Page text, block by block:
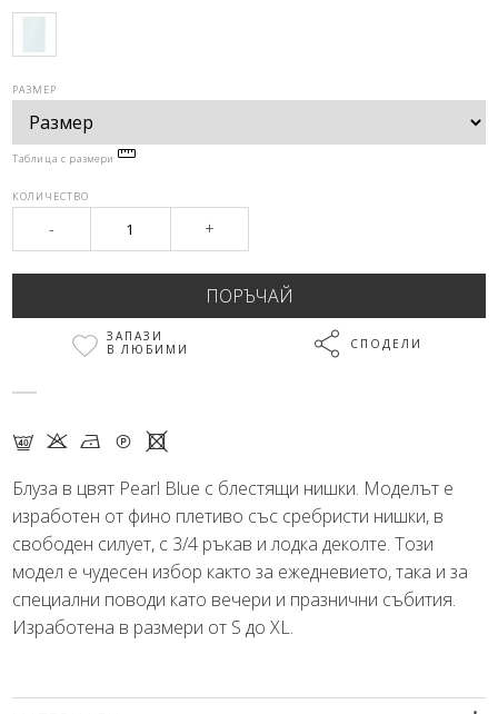
РАЗМЕР
Таблица с размери
КОЛИЧЕСТВО
- +
ЗАПАЗИ
В ЛЮБИМИ
СПОДЕЛИ
F K N Q X
Блуза в цвят Pearl Blue с блестящи нишки. Моделът е
изработен от фино плетиво със сребристи нишки, в
свободен силует, с 3/4 ръкав и лодка деколте. Този
модел е чудесен избор както за ежедневието, така и за
специални поводи като вечери и празнични събития.
Изработена в размери от S до XL.